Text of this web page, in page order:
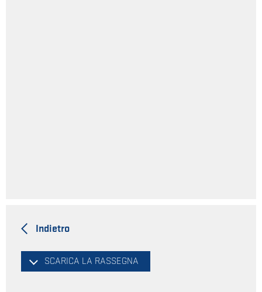
Indietro
SCARICA LA RASSEGNA